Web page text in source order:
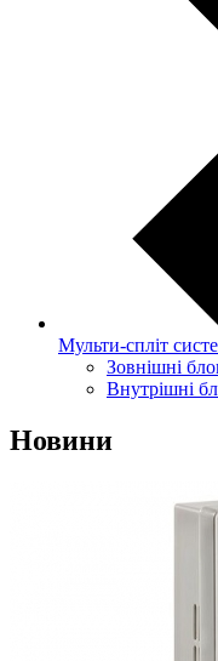
Мульти-спліт
Зовнішні
Внутрішні
Новини